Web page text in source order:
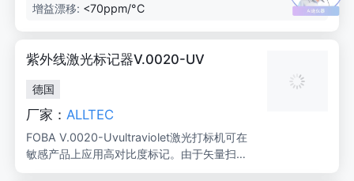
a聚焦镜头和激光准直器。
增益漂移: <70ppm/°C
紫外线激光标记器V.0020-UV
德国
厂家：ALLTEC
FOBA V.0020-Uvultraviolet激光打标机可在
敏感产品上应用高对比度标记。由于矢量扫描
激光对产品表面进行光化学着色，激光打标产